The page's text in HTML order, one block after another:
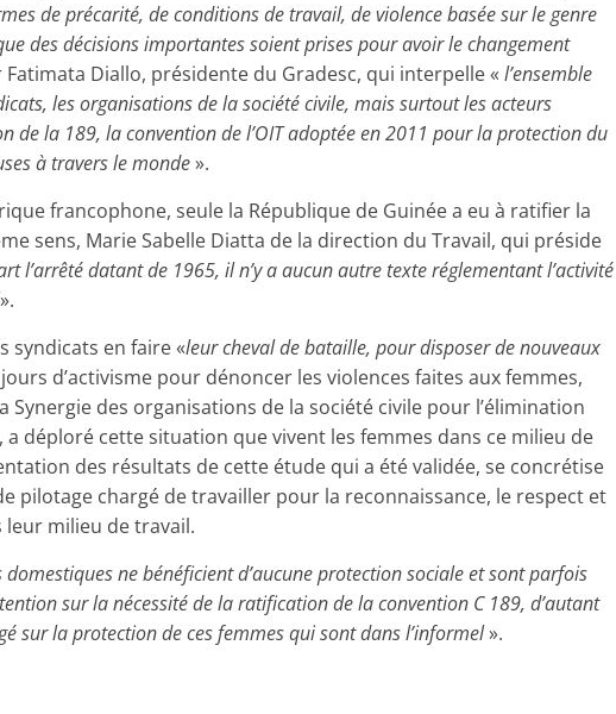
de précarité, de conditions de travail, de violence basée sur le genre
des décisions importantes soient prises pour avoir le changement
Diallo, présidente du Gradesc, qui interpelle « l’ensemble
les organisations de la société civile, mais surtout les acteurs
de la 189, la convention de l’OIT adoptée en 2011 pour la protection du
à travers le monde».
francophone, seule la République de Guinée a eu à ratifier la
sens, Marie Sabelle Diatta de la direction du Travail, qui préside
l’arrêté datant de 1965, il n’y a aucun autre texte réglementant l’activité
».
syndicats en faire «leur cheval de bataille, pour disposer de nouveaux
d’activisme pour dénoncer les violences faites aux femmes,
Synergie des organisations de la société civile pour l’élimination
a déploré cette situation que vivent les femmes dans ce milieu de
des résultats de cette étude qui a été validée, se concrétise
pilotage chargé de travailler pour la reconnaissance, le respect et
milieu de travail.
domestiques ne bénéficient d’aucune protection sociale et sont parfois
sur la nécessité de la ratification de la convention C 189, d’autant
sur la protection de ces femmes qui sont dans l’informel».